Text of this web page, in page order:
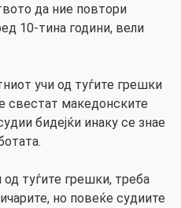
да ние повтори
10-тина години, вели
учи од туѓите грешки
свестат македонските
бидејќи инаку се знае
туѓите грешки, треба
но повеќе судиите